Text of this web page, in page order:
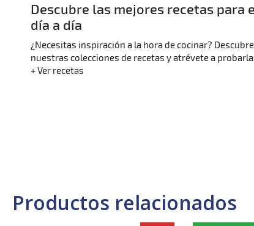
Descubre las mejores recetas para
día a día
¿Necesitas inspiración a la hora de cocinar? Descubre
nuestras colecciones de recetas y atrévete a
+ Ver recetas
Productos relacionados